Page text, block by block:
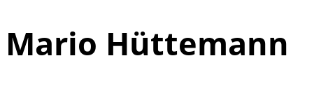
Mario Hüttemann